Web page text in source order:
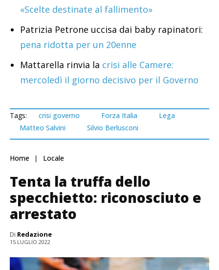
«Scelte destinate al fallimento»
Patrizia Petrone uccisa dai baby rapinatori:
pena ridotta per un 20enne
Mattarella rinvia la crisi alle Camere:
mercoledì il giorno decisivo per il Governo
Tags: crisi governo Forza Italia
Lega
Matteo Salvini
Silvio Berlusconi
Home Locale
Tenta la truffa dello
specchietto: riconosciuto e
arrestato
Di Redazione
15 LUGLIO 2022